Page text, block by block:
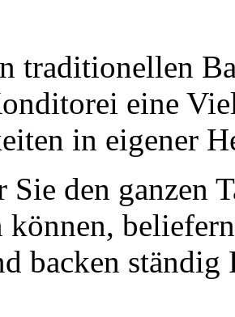
traditionellen
eine
in eigener
den ganzen
können,
backen